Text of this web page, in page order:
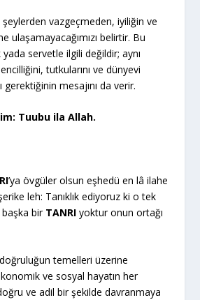
vazgeçmeden, iyiliğin ve
ulaşamayacağımızı belirtir. Bu
servetle ilgili değildir; aynı
tutkularını ve dünyevi
gerektiğinin mesajını da verir.
Tuubu ila Allah.
’ya övgüler olsun eşhedü en lâ ilahe
leh: Tanıklık ediyoruz ki o tek
başka bir TANRIyoktur onun ortağı
temelleri üzerine
ve sosyal hayatın her
ve adil bir şekilde davranmaya